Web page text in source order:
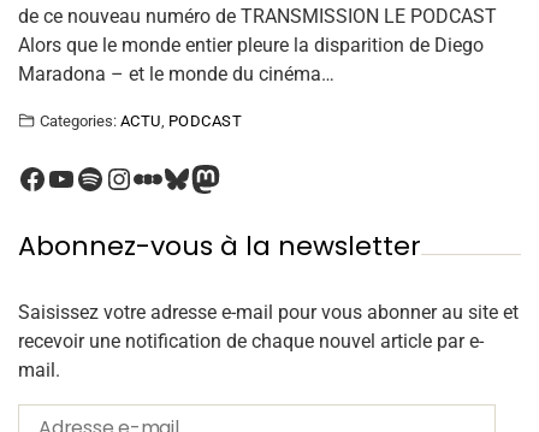
de ce nouveau numéro de TRANSMISSION LE PODCAST
Alors que le monde entier pleure la disparition de Diego
Maradona – et le monde du cinéma…
Categories: ACTU PODCAST
Abonnez-vous à la newsletter
Saisissez votre adresse e-mail pour vous abonner au site et
recevoir une notification de chaque nouvel article par e-
mail.